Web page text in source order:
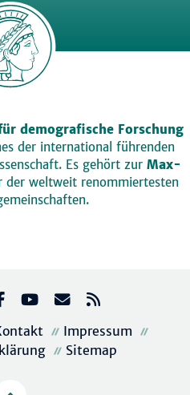
demografische Forschung
der international führenden
Es gehört zur Max-
der weltweit renommiertesten
Impressum
Sitemap